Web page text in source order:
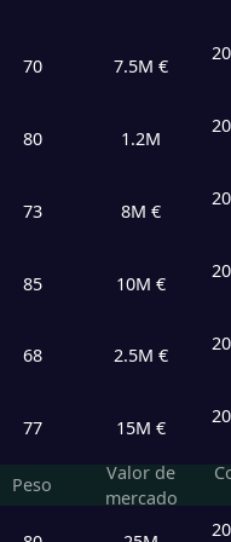
/0
70 7.5M €
80 1.2M
73 8M €
85 10M €
68 2.5M €
77 15M €
Peso
Valor de
mercado